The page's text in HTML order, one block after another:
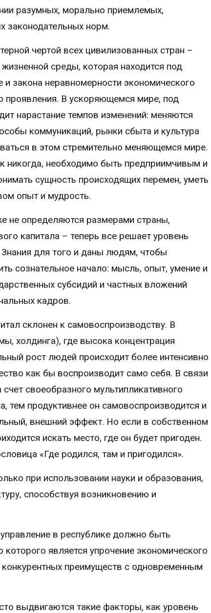
разумных, морально приемлемых,
законодательных норм.
чертой всех цивилизованных стран –
среды, которая находится под
закона неравномерности экономического
проявления. В ускоряющемся мире, под
нарастание темпов изменений: меняются
коммуникаций, рынки сбыта и культура
в этом стремительно меняющемся мире.
никогда, необходимо быть предприимчивым и
сущность происходящих перемен, уметь
опыт и мудрость.
не определяются размерами страны,
капитала – теперь все решает уровень
для того и даны людям, чтобы
сознательное начало: мысль, опыт, умение и
субсидий и частных вложений
кадров.
склонен к самовоспроизводству. В
холдинга), где высока концентрация
рост людей происходит более интенсивно
как бы воспроизводит само себя. В связи
своеобразного мультипликативного
тем продуктивнее он самовоспроизводится и
внешний эффект. Но если в собственном
искать место, где он будет пригоден.
«Где родился, там и пригодился».
при использовании науки и образования,
способствуя возникновению и
в республике должно быть
является упрочение экономического
преимуществ с одновременным
выдвигаются такие факторы, как уровень